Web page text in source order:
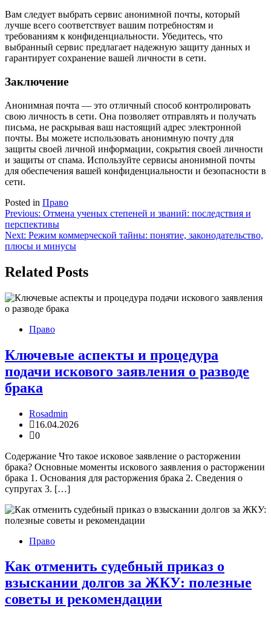
Вам следует выбрать сервис анонимной почты, который
лучше всего соответствует вашим потребностям и
требованиям к конфиденциальности. Убедитесь, что
выбранный сервис предлагает надежную защиту данных и
гарантирует сохранение вашей личности в сети.
Заключение
Анонимная почта — это отличный способ контролировать
свою личность в сети. Она позволяет отправлять и получать
письма, не раскрывая ваш настоящий адрес электронной
почты. Вы можете использовать анонимную почту для
защиты своей личной информации, сокрытия своей личности
и защиты от спама. Используйте сервисы анонимной почты
для обеспечения вашей конфиденциальности и безопасности в
сети.
Posted in Право
Навигация
по
записям
Previous: Отмена ученых степеней и званий: последствия и
перспективы
Next: Режим коммерческой тайны: понятие, законодательство,
плюсы и минусы
Related Posts
Право
Ключевые аспекты и процедура
подачи искового заявления о разводе
брака
Rosadmin
16.04.2026
0
Содержание Что такое исковое заявление о расторжении
брака? Основные моменты искового заявления о расторжении
брака 1. Основания для расторжения брака 2. Сведения о
супругах 3. […]
Право
Как отменить судебный приказ о
взыскании долгов за ЖКУ: полезные
советы и рекомендации